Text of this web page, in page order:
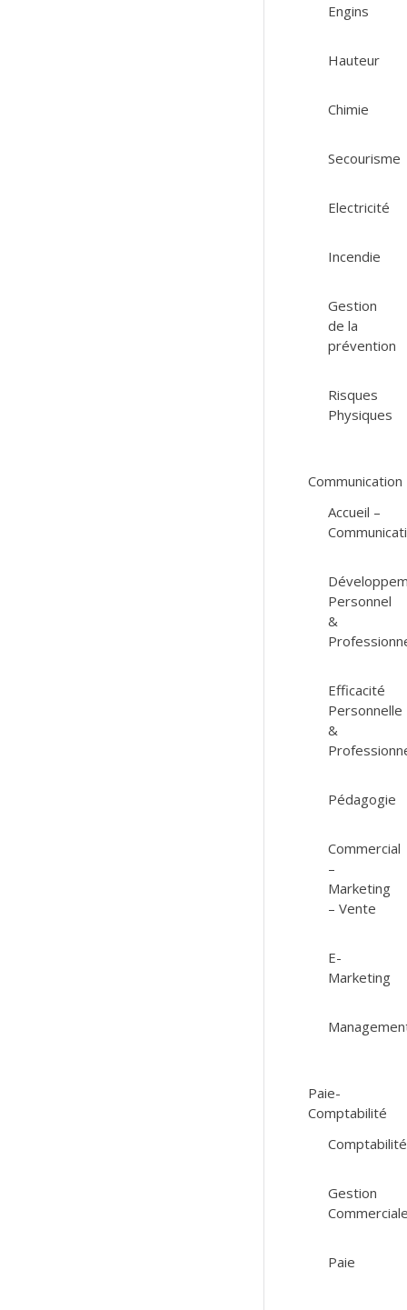
Engins
Hauteur
Chimie
Secourisme
Electricité
Incendie
Gestion
de la
prévention
Risques
Physiques
Communication
Accueil –
Personnel
&
Efficacité
Personnelle
&
Pédagogie
Commercial
–
Marketing
– Vente
E-
Marketing
Paie-
Comptabilité
Comptabilité
Gestion
Paie